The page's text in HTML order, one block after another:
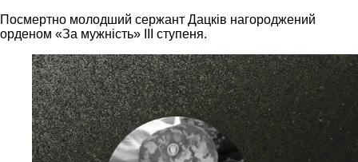
Посмертно молодший сержант Дацків нагороджений
орденом «За мужність» ІІІ ступеня.